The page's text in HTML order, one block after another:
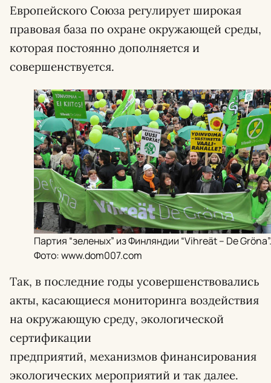
Европейского Союза регулирует широкая
правовая база по охране окружающей среды,
которая постоянно дополняется и
совершенствуется.
Партия “зеленых” из Финляндии “Vihreät – De Gröna”.
Фото: www.dom007.com
Так, в последние годы усовершенствовались
акты, касающиеся мониторинга воздействия
на окружающую среду, экологической
сертификации
предприятий, механизмов финансирования
экологических мероприятий и так далее.